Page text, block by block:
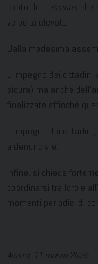
controllo di scooter
che
velocità elevate.
Dalla medesima
L’impegno dei cittadini
sicura) ma anche
finalizzate affinché
L’impegno dei
a denunciare.
Infine, si chiede
coordinarsi tra loro e
momenti periodici di
Acerra, 11 marzo 2025